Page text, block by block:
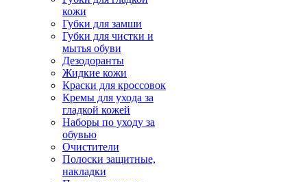
кожи
Губки для замши
Губки для чистки и
мытья обуви
Дезодоранты
Жидкие кожи
Краски для кроссовок
Кремы для ухода за
гладкой кожей
Наборы по уходу за
обувью
Очистители
Полоски защитные,
накладки